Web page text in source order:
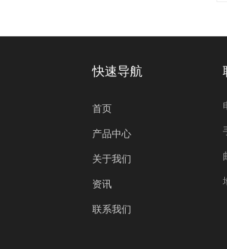
快速导航
首页
产品中心
关于我们
资讯
联系我们